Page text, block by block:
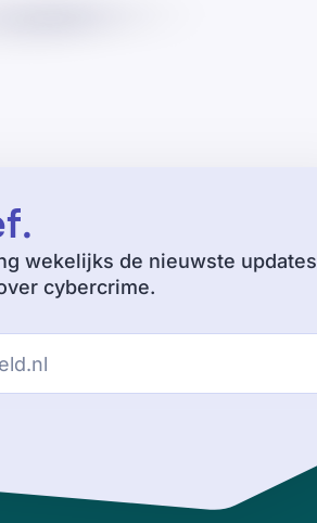
.
wekelijks de nieuwste updates
cybercrime.